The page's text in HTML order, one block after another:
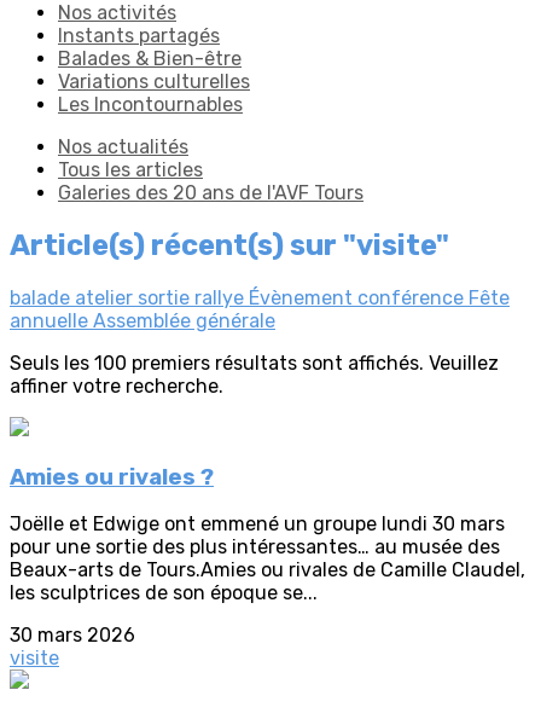
Nos activités
Instants partagés
Balades & Bien-être
Variations culturelles
Les Incontournables
Nos actualités
Tous les articles
Galeries des 20 ans de l'AVF Tours
Article(s) récent(s) sur "visite"
balade atelier sortie rallye Évènement conférence Fête
annuelle Assemblée générale
Seuls les 100 premiers résultats sont affichés. Veuillez
affiner votre recherche.
Amies ou rivales ?
Joëlle et Edwige ont emmené un groupe lundi 30 mars
pour une sortie des plus intéressantes… au musée des
Beaux-arts de Tours.Amies ou rivales de Camille Claudel,
les sculptrices de son époque se...
30 mars 2026
visite